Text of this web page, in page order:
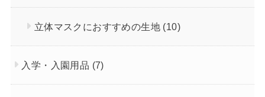
立体マスクにおすすめの生地 (10)
入学・入園用品 (7)